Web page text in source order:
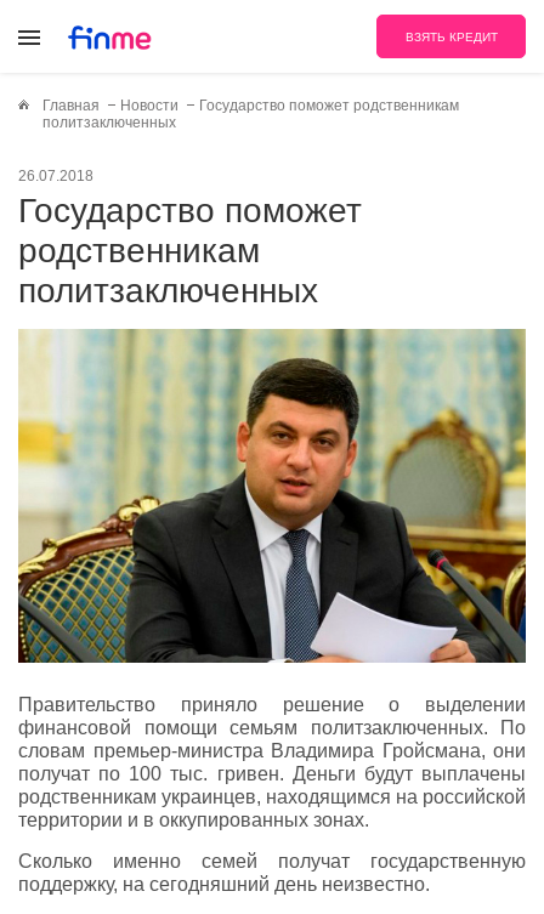
ВЗЯТЬ КРЕДИТ
Главная Новости
Государство поможет родственникам
политзаключенных
26.07.2018
Государство поможет
родственникам
политзаключенных
Правительство приняло решение о выделении
финансовой помощи семьям политзаключенных. По
словам премьер-министра Владимира Гройсмана, они
получат по 100 тыс. гривен. Деньги будут выплачены
родственникам украинцев, находящимся на российской
территории и в оккупированных зонах.
Сколько именно семей получат государственную
поддержку, на сегодняшний день неизвестно.